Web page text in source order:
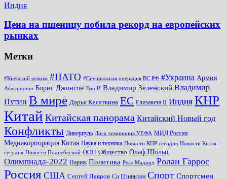
Индия
Цена на пшеницу побила рекорд на европейских
рынках
Метки
#Киевский режим #НАТО #Специальная операция ВС РФ #Украина Армия
Афганистан Борис Джонсон Ван И Владимир Зеленский Владимир
Путин В мире Дарья Касаткина ЕС Елизавета II Индия КНР
Китай Китайская панорама Китайский Новый год
Конфликты Ливерпуль Лига чемпионов УЕФА МИД России
Медиакорпорация Китая Наука и техника Новости КНР сегодня Новости Китая
сегодня Новости Поднебесной ООН Общество Олаф Шольц
Олимпиада-2022 Париж Политика Реал Мадрид Ролан Гаррос
Россия США Сергей Лавров Си Цзиньпин Спорт Спортсмен